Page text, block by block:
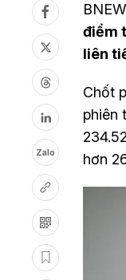
Zalo
điểm
liên
Chốt
phiên
hơn